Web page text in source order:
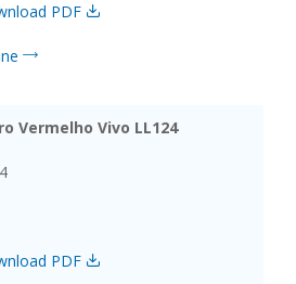
PDF
Vermelho Vivo LL124
PDF